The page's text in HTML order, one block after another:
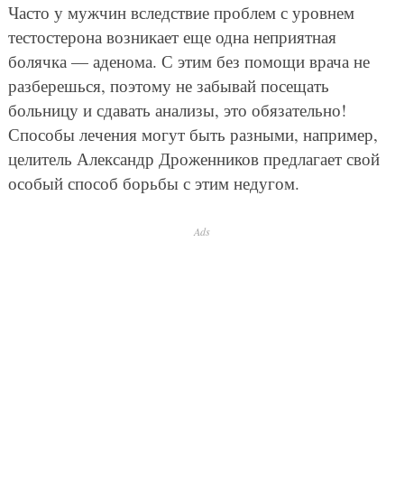
Часто у мужчин вследствие проблем с уровнем
тестостерона возникает еще одна неприятная
болячка — аденома. С этим без помощи врача не
разберешься, поэтому не забывай посещать
больницу и сдавать анализы, это обязательно!
Способы лечения могут быть разными, например,
целитель Александр Дроженников предлагает свой
особый способ борьбы с этим недугом.
Ads